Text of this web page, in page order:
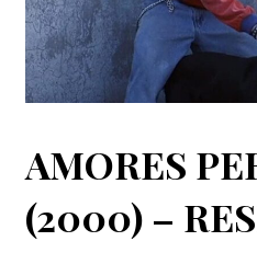
AMORES
(2000) –